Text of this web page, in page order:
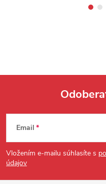
Zápätie
Email
Vložením e-mailu súhlasíte s
údajov